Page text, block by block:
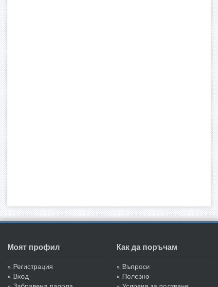
Моят профил
» Регистрация
» Вход
Как да поръчам
» Въпроси
» Полезно